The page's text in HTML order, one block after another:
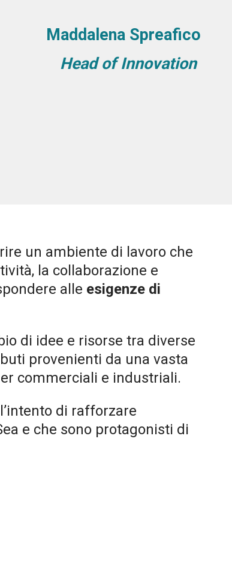
Maddalena Spreafico
Head of Innovation
un ambiente di lavoro che
la collaborazione e
alle esigenze di
di idee e risorse tra diverse
provenienti da una vasta
commerciali e industriali.
di rafforzare
e che sono protagonisti di